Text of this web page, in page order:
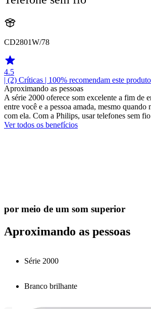
CD2801W/78
4.5
| (2) Críticas | 100% recomendam este produto
Aproximando as pessoas
A série 2000 oferece som excelente a fim de
entre você e a pessoa amada, mesmo quando
com ela. Com a Philips, usar telefones sem
Ver todos os benefícios
por meio de um som superior
Aproximando as pessoas
Série 2000
Branco brilhante